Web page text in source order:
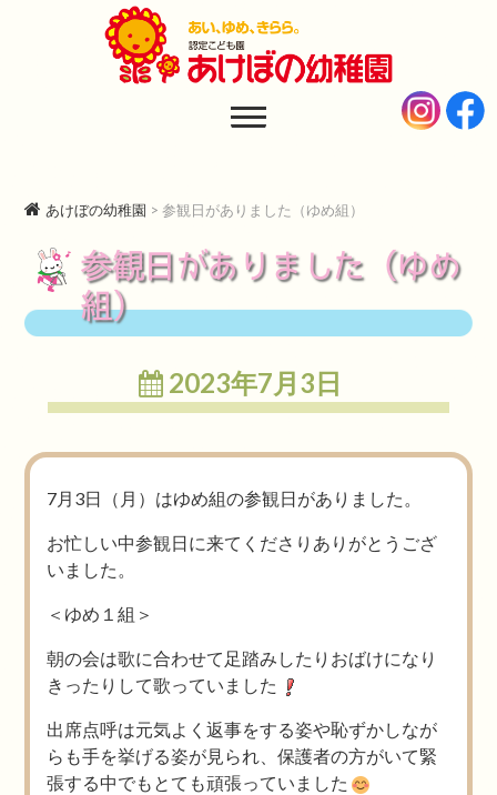
あけぼの幼稚園
あけぼの幼稚園 >参観日がありました（ゆめ組）
参観日がありました（ゆめ
組）
2023年7月3日
7月3日（月）はゆめ組の参観日がありました。
お忙しい中参観日に来てくださりありがとうござ
いました。
＜ゆめ１組＞
朝の会は歌に合わせて足踏みしたりおばけになり
きったりして歌っていました
出席点呼は元気よく返事をする姿や恥ずかしなが
らも手を挙げる姿が見られ、保護者の方がいて緊
張する中でもとても頑張っていました